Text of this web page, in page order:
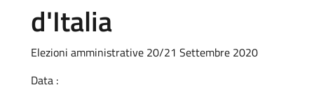
d'Italia
Elezioni amministrative 20/21 Settembre 2020
Data :